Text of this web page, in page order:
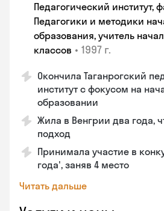
Педагогический институт,
Педагогики и методики
образования, учитель
классов • 1997 г.
Окончила Таганрогский
институт с фокусом на
образовании
Жила в Венгрии два года,
подход
Принимала участие в
года', заняв 4 место
Читать дальше